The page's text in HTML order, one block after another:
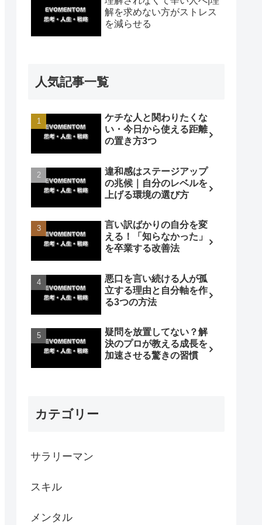
解を求めない方がストレス
を減らせる
人気記事一覧
ケチな人と関わりたくな
い・今日から使える距離
の置き方3つ
違和感はステージアップ
の兆候｜自分のレベルを
上げる環境の選び方
言い訳ばかりの自分を変
える！「知らなかった」
を卒業する改善法
悪口を言い続ける人が孤
立する理由と自分軸を作
る3つの方法
疑問を放置してない？解
決のプロが教える成長を
加速させる驚きの習慣
カテゴリー
サラリーマン
スキル
メンタル